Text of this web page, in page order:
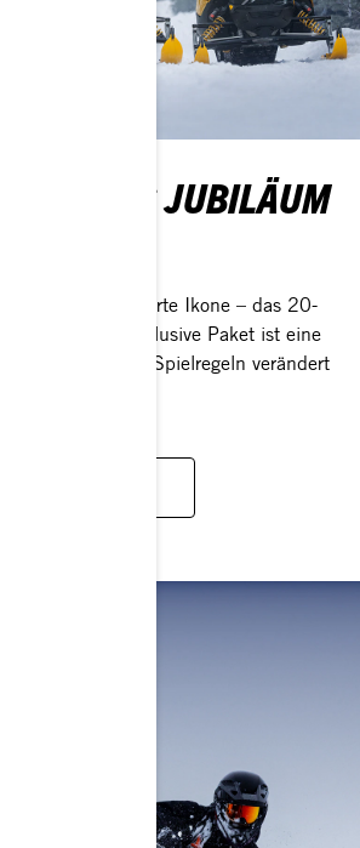
JUBILÄUM
Rennsport inspirierte Ikone – das 20-
X-RS. Dieses exklusive Paket ist eine
Schlitten, der die Spielregeln verändert